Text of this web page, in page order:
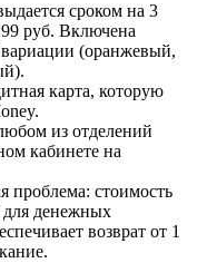
сроком на 3
руб. Включена
(оранжевый,
карта, которую
из отделений
кабинете на
проблема: стоимость
для денежных
возврат от 1